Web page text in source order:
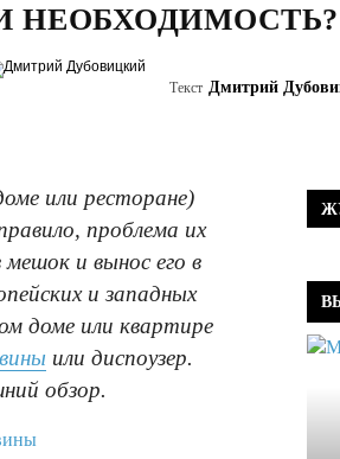
НЕОБХОДИМОСТЬ?
Текст Дмитрий
или ресторане)
проблема их
и вынос его в
и западных
доме или квартире
или диспоузер.
обзор.